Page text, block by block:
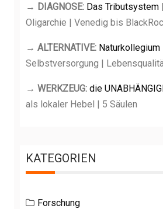
→ DIAGNOSE: Das Tributsystem
Oligarchie | Venedig bis
→ ALTERNATIVE: Naturkollegium
Selbstversorgung |
→ WERKZEUG: die
als lokaler Hebel | 5 Säulen
KATEGORIEN
Forschung